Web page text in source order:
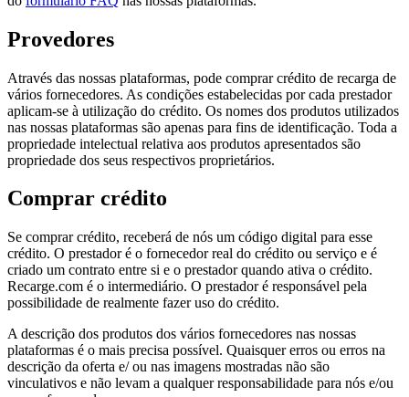
Provedores
Através das nossas plataformas, pode comprar crédito de recarga de
vários fornecedores. As condições estabelecidas por cada prestador
aplicam-se à utilização do crédito. Os nomes dos produtos utilizados
nas nossas plataformas são apenas para fins de identificação. Toda a
propriedade intelectual relativa aos produtos apresentados são
propriedade dos seus respectivos proprietários.
Comprar crédito
Se comprar crédito, receberá de nós um código digital para esse
crédito. O prestador é o fornecedor real do crédito ou serviço e é
criado um contrato entre si e o prestador quando ativa o crédito.
Recarge.com é o intermediário. O prestador é responsável pela
possibilidade de realmente fazer uso do crédito.
A descrição dos produtos dos vários fornecedores nas nossas
plataformas é o mais precisa possível. Quaisquer erros ou erros na
descrição da oferta e/ ou nas imagens mostradas não são
vinculativos e não levam a qualquer responsabilidade para nós e/ou